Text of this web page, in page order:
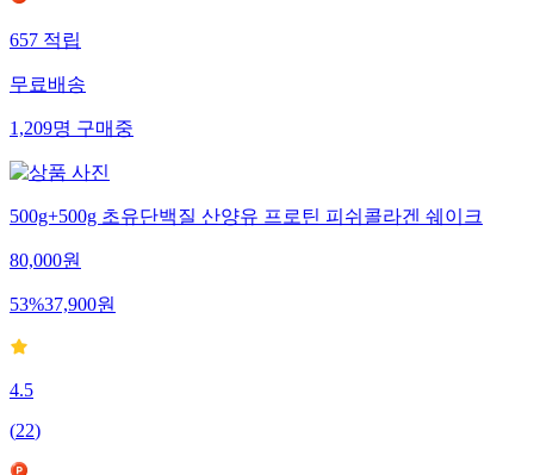
657적립
무료배송
1,209명구매중
500g+500g 초유단백질 산양유 프로틴 피쉬콜라겐 쉐이크
80,000원
53%37,900원
4.5
(22)